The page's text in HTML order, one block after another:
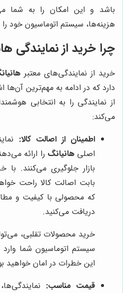
باشد و این امکان را به شما
هزینه‌ها، سیستم اتوماسیون خود را
چرا خرید از نمایندگی
خرید از نمایندگی‌های معتبر
دارد که در ادامه به مهم‌ترین آن‌ها
از نمایندگی را به انتخابی
می‌کند:
اطمینان از اصالت کالا:
اصلیهانیانگ را ارائه
بازار جلوگیری می‌کنند. با
بابت اصالت کالا راحت
که محصولی با کیفیت و
دریافت می‌کنید.
خرید محصولات تقلبی،
سیستم اتوماسیون شما وارد
این خطرات در امان خواهید
قیمت مناسب: